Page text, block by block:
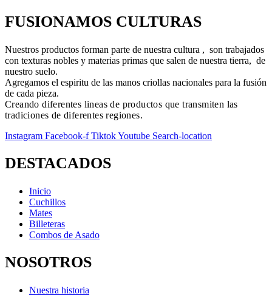
FUSIONAMOS CULTURAS
Nuestros productos forman parte de nuestra cultura , son trabajados
con texturas nobles y materias primas que salen de nuestra tierra, de
nuestro suelo.
Agregamos el espiritu de las manos criollas nacionales para la fusión
de cada pieza.
Creando diferentes lineas de productos que transmiten las
tradiciones de diferentes regiones.
Instagram Facebook-f TiktokYoutube Search-location
DESTACADOS
Inicio
Cuchillos
Mates
Billeteras
Combos de Asado
NOSOTROS
Nuestra historia